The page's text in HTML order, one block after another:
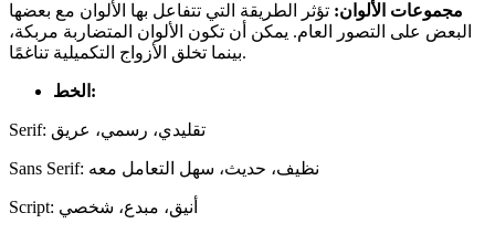
مجموعات الألوان: تؤثر الطريقة التي تتفاعل بها الألوان مع بعضها
البعض على التصور العام. يمكن أن تكون الألوان المتضاربة مربكة،
بينما تخلق الأزواج التكميلية تناغمًا.
الخط:
Serif: تقليدي، رسمي، عريق
Sans Serif: نظيف، حديث، سهل التعامل معه
Script: أنيق، مبدع، شخصي